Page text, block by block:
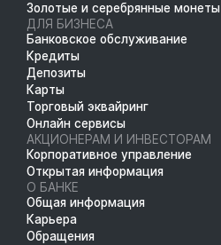
Золотые и серебрянные монеты
ДЛЯ БИЗНЕСА
Банковское обслуживание
Кредиты
Депозиты
Карты
Торговый эквайринг
Онлайн сервисы
АКЦИОНЕРАМ И ИНВЕСТОРАМ
Корпоративное управление
Открытая информация
О БАНКЕ
Общая информация
Карьера
Обращения